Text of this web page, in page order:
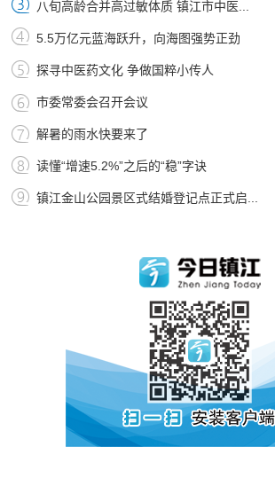
八旬高龄合并高过敏体质 镇江市中医...
5.5万亿元蓝海跃升，向海图强势正劲
探寻中医药文化 争做国粹小传人
市委常委会召开会议
解暑的雨水快要来了
读懂“增速5.2%”之后的“稳”字诀
镇江金山公园景区式结婚登记点正式启...